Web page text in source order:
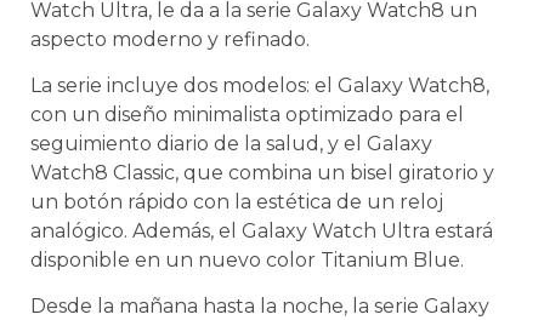
Watch Ultra, le da a la serie Galaxy Watch8 un
aspecto moderno y refinado.
La serie incluye dos modelos: el Galaxy Watch8,
con un diseño minimalista optimizado para el
seguimiento diario de la salud, y el Galaxy
Watch8 Classic, que combina un bisel giratorio y
un botón rápido con la estética de un reloj
analógico. Además, el Galaxy Watch Ultra estará
disponible en un nuevo color Titanium Blue.
Desde la mañana hasta la noche, la serie Galaxy